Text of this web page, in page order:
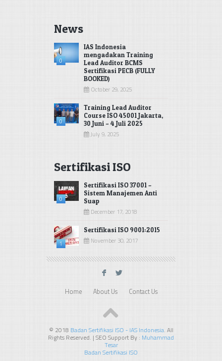
News
0
IAS Indonesia
mengadakan Training
Lead Auditor BCMS
Sertifikasi PECB (FULLY
BOOKED)
October 29, 2025
0
Training Lead Auditor
Course ISO 45001 Jakarta,
30 Juni – 4 Juli 2025
July 9, 2025
Sertifikasi ISO
0
Sertifikasi ISO 37001 –
Sistem Manajemen Anti
Suap
December 17, 2018
1
Sertifikasi ISO 9001:2015
November 30, 2017
F L
Home About Us Contact Us
© 2018 Badan Sertifikasi ISO - IAS Indonesia. All
Rights Reserved. | SEO Support By : Muhammad
Tesar
Badan Sertifikasi ISO